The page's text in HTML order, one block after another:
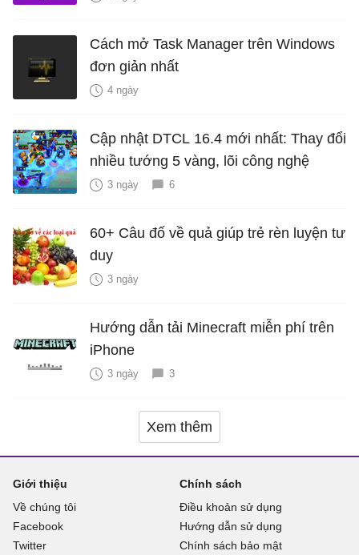
Cách mở Task Manager trên Windows
đơn giản nhất
4 ngày
Cập nhật DTCL 16.4 mới nhất: Thay đổi
nhiều tướng 5 vàng, lõi công nghệ
3 ngày 6
60+ Câu đố về quả giúp trẻ rèn luyện tư
duy
3 ngày
Hướng dẫn tải Minecraft miễn phí trên
iPhone
3 ngày 3
Xem thêm
Giới thiệu
Về chúng tôi
Facebook
Twitter
Chính sách
Điều khoản sử dụng
Hướng dẫn sử dụng
Chính sách bảo mật